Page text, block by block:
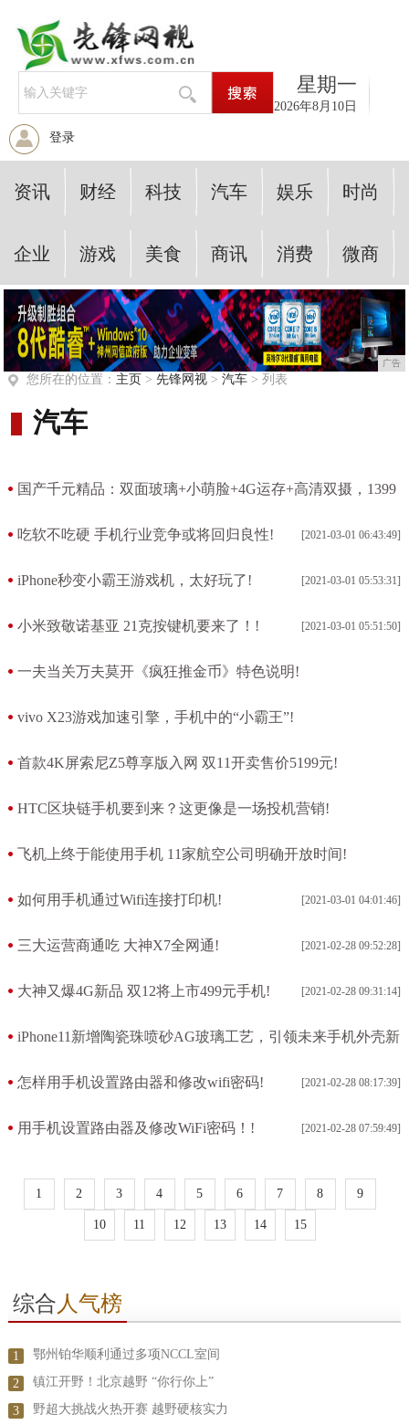
星期一
2026年8月10日
登录
资讯 财经 科技 汽车 娱乐 时尚
企业 游戏 美食 商讯 消费 微商
广告
您所在的位置： 主页 > 先锋网视> 汽车> 列表
汽车
国产千元精品：双面玻璃+小萌脸+4G运存+高清双摄，1399
[2021-03-01 07:17:09]
吃软不吃硬 手机行业竞争或将回归良性! [2021-03-01 06:43:49]
iPhone秒变小霸王游戏机，太好玩了! [2021-03-01 05:53:31]
小米致敬诺基亚 21克按键机要来了！! [2021-03-01 05:51:50]
一夫当关万夫莫开《疯狂推金币》特色说明!
vivo X23游戏加速引擎，手机中的“小霸王”!
首款4K屏索尼Z5尊享版入网 双11开卖售价5199元!
HTC区块链手机要到来？这更像是一场投机营销!
飞机上终于能使用手机 11家航空公司明确开放时间!
如何用手机通过Wifi连接打印机! [2021-03-01 04:01:46]
三大运营商通吃 大神X7全网通! [2021-02-28 09:52:28]
大神又爆4G新品 双12将上市499元手机! [2021-02-28 09:31:14]
iPhone11新增陶瓷珠喷砂AG玻璃工艺，引领未来手机外壳新
[2021-02-28 09:15:38]
怎样用手机设置路由器和修改wifi密码! [2021-02-28 08:17:39]
用手机设置路由器及修改WiFi密码！! [2021-02-28 07:59:49]
1 2 3 4 5 6 7 8 9
10 11 12 13 14 15
综合 人气榜
1 鄂州铂华顺利通过多项NCCL室间
2 镇江开野！北京越野 “你行你上”
3 野超大挑战火热开赛 越野硬核实力